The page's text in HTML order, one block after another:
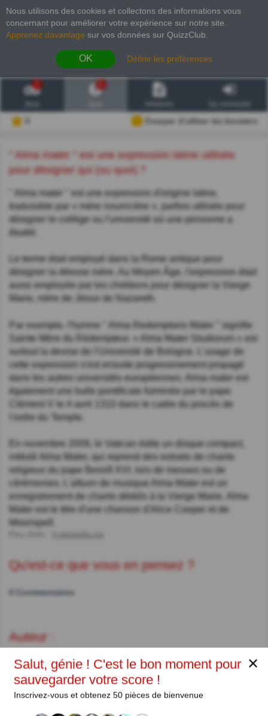
Nous utilisons des cookies et collectons des informations vous
concernant pour améliorer votre expérience sur notre site
Apprenez davantage sur vos données sur QuizzClub.
OK Définir les préférences
2
Essayer d'utiliser les boosters
" Alma mater " est une expression latine utilisée
pour désigner qui (ou quoi) ?
" Alma mater " est une expression d'origine latine,
traduisible par « mère nourricière », parfois utilisée pour
désigner le collège ou l'université où une personne a
étudié.
Le terme était employé dans la Rome antique pour
désigner la déesse mère. Au Moyen Âge, l'expression était
aussi employée par les chrétiens pour désigner la Vierge
Marie, mère de Jésus de Nazareth.
Par exemple, l'hymne " Alma Redemptoris Mater " signifie
Sainte Mère du Rédempteur. « Alma Mater Studiorum » est
surtout la devise de l'Université de Bologne. L'usage de
cette expression s'est ensuite progressivement propagé
dans les autres universités européennes. Alma mater est
également une bulle pontificale fulminée par le pape
Clément V le 4 avril 1310 dans le cadre du procès de
l'ordre du Temple.
En novembre 2009, le Vatican édite un disque compact,
intitulé Alma Mater, qui reprend des extraits de chants
religieux du pape Benoît XVI, lors de messes ou de
cérémonies. L'album de musique Alma Mater est un
enregistrement de chants dédiés à la Vierge Marie. Alma
Mater est le titre d'une chanson d'Alice Cooper et de
Moonspell.
Qu'est-ce que vous en pensez ?
0 Commentaires
Auteur :
Tawfik Ayadi
Auteur
Depuis
✕
Salut, génie ! C'est le bon moment pour
sauvegarder votre score !
Inscrivez-vous et obtenez 50 pièces de bienvenue